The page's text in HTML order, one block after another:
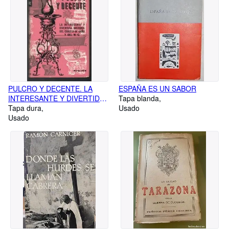
PULCRO Y DECENTE. LA
INTERESANTE Y DIVERTIDA
HISTORIA DEL CUARTO DE
BAÑO Y DEL W.C.
Tapa dura
Usado
ESPAÑA ES UN SABOR
Tapa blanda
Usado